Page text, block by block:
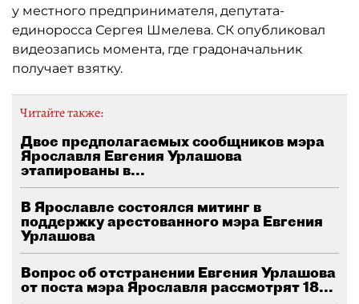
у местного предпринимателя, депутата-
единоросса Сергея Шмелева. СК опубликовал
видеозапись момента, где градоначальник
получает взятку.
Читайте также:
Двое предполагаемых сообщников мэра
Ярославля Евгения Урлашова
этапированы в...
В Ярославле состоялся митинг в
поддержку арестованного мэра Евгения
Урлашова
Вопрос об отстранении Евгения Урлашова
от поста мэра Ярославля рассмотрят 18...